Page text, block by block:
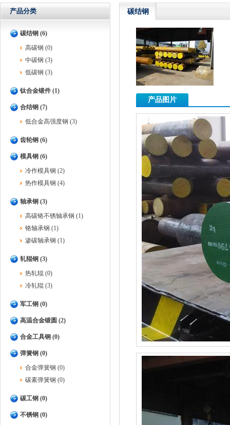
产品分类
碳结钢 (6)
高碳钢 (0)
中碳钢 (3)
低碳钢 (3)
钛合金锻件 (1)
合结钢 (7)
低合金高强度钢 (3)
齿轮钢 (6)
模具钢 (6)
冷作模具钢 (2)
热作模具钢 (4)
轴承钢 (3)
高碳铬不锈轴承钢 (1)
铬轴承钢 (1)
渗碳轴承钢 (1)
轧辊钢 (3)
热轧辊 (0)
冷轧辊 (3)
军工钢 (0)
高温合金锻圆 (2)
合金工具钢 (0)
弹簧钢 (0)
合金弹簧钢 (0)
碳素弹簧钢 (0)
碳工钢 (0)
不锈钢 (0)
碳结钢
产品图片